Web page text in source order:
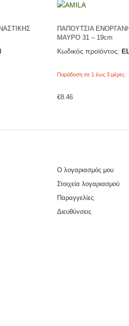
ΠΑΠΟΥΤΣΙΑ
ΜΑΥΡΟ 31 – 19cm
Κωδικός προϊόντος:
Παράδοση σε 1 έως 3 μέρες
€8.46
Ο λογαριασμός μου
Στοιχεία λογαριασμού
Παραγγελίες
Διευθύνσεις